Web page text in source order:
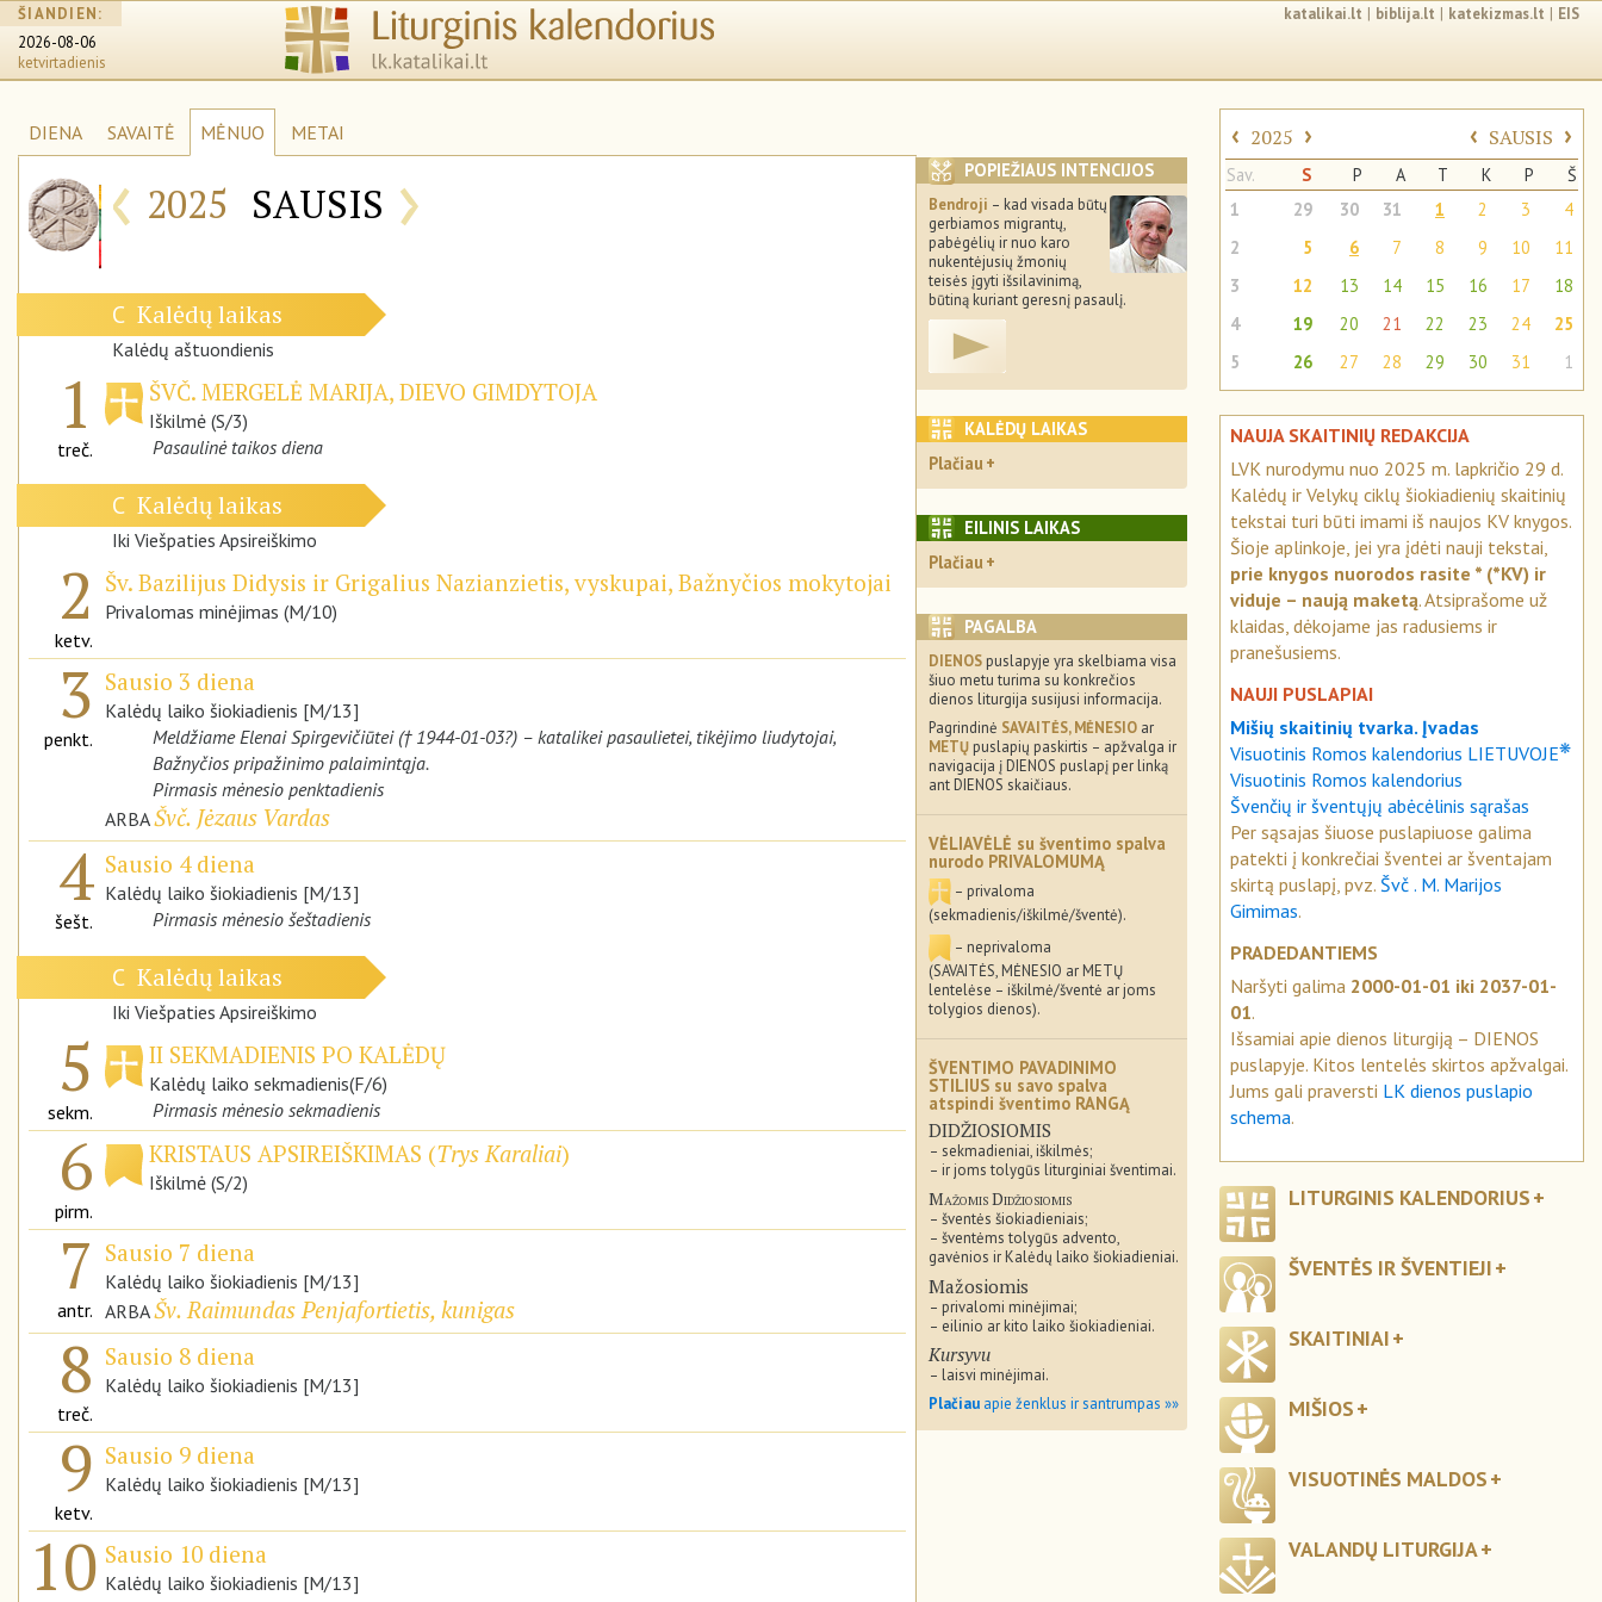
ŠIANDIEN:
2026-08-06
ketvirtadienis
katalikai.lt | biblija.lt | katekizmas.lt | EIS
DIENA SAVAITĖ MĖNUO METAI
‹ 2025 SAUSIS ›
C Kalėdų laikas
Kalėdų aštuondienis
1
treč.
ŠVČ. MERGELĖ MARIJA, DIEVO GIMDYTOJA
Iškilmė (S/3)
Pasaulinė taikos diena
C Kalėdų laikas
Iki Viešpaties Apsireiškimo
2
ketv.
Šv. Bazilijus Didysis ir Grigalius Nazianzietis, vyskupai, Bažnyčios mokytojai
Privalomas minėjimas (M/10)
3
penkt.
Sausio 3 diena
Kalėdų laiko šiokiadienis [M/13]
Meldžiame Elenai Spirgevičiūtei († 1944-01-03?) – katalikei pasaulietei, tikėjimo liudytojai,
Bažnyčios pripažinimo palaimintąja.
Pirmasis mėnesio penktadienis
ARBAŠvč. Jėzaus Vardas
4
šešt.
Sausio 4 diena
Kalėdų laiko šiokiadienis [M/13]
Pirmasis mėnesio šeštadienis
C Kalėdų laikas
Iki Viešpaties Apsireiškimo
5
sekm.
II SEKMADIENIS PO KALĖDŲ
Kalėdų laiko sekmadienis(F/6)
Pirmasis mėnesio sekmadienis
6
pirm.
KRISTAUS APSIREIŠKIMAS (Trys Karaliai)
Iškilmė (S/2)
7
antr.
Sausio 7 diena
Kalėdų laiko šiokiadienis [M/13]
ARBAŠv. Raimundas Penjafortietis, kunigas
8
treč.
Sausio 8 diena
Kalėdų laiko šiokiadienis [M/13]
9
ketv.
Sausio 9 diena
Kalėdų laiko šiokiadienis [M/13]
10 Sausio 10 diena
Kalėdų laiko šiokiadienis [M/13]
POPIEŽIAUS INTENCIJOS
Bendroji – kad visada būtų
gerbiamos migrantų,
pabėgėlių ir nuo karo
nukentėjusių žmonių
teisės įgyti išsilavinimą,
būtiną kuriant geresnį pasaulį.
KALĖDŲ LAIKAS
Plačiau
EILINIS LAIKAS
Plačiau
PAGALBA
DIENOS puslapyje yra skelbiama visa
šiuo metu turima su konkrečios
dienos liturgija susijusi informacija.
Pagrindinė SAVAITĖS, MĖNESIO ar
METŲ puslapių paskirtis – apžvalga ir
navigacija į DIENOS puslapį per linką
ant DIENOS skaičiaus.
VĖLIAVĖLĖ su šventimo spalva
nurodo PRIVALOMUMĄ
– privaloma
(sekmadienis/iškilmė/šventė).
– neprivaloma
(SAVAITĖS, MĖNESIO ar METŲ
lentelėse – iškilmė/šventė ar joms
tolygios dienos).
ŠVENTIMO PAVADINIMO
STILIUS su savo spalva
atspindi šventimo RANGĄ
DIDŽIOSIOMIS
– sekmadieniai, iškilmės;
– ir joms tolygūs liturginiai šventimai.
Mažomis Didžiosiomis
– šventės šiokiadieniais;
– šventėms tolygūs advento,
gavėnios ir Kalėdų laiko šiokiadieniai.
Mažosiomis
– privalomi minėjimai;
– eilinio ar kito laiko šiokiadieniai.
Kursyvu
– laisvi minėjimai.
Plačiau apie ženklus ir santrumpas »»
‹ 2025 › ‹ SAUSIS ›
Sav. S P A T K P
Š
1
29 30 31 1 2 3
4
2
5 6 7 8 9 10
11
3
12 13 14 15 16 17
18
4
19 20 21 22 23 24
25
5
26 27 28 29 30 31 1
NAUJA SKAITINIŲ REDAKCIJA
LVK nurodymu nuo 2025 m. lapkričio 29 d.
Kalėdų ir Velykų ciklų šiokiadienių skaitinių
tekstai turi būti imami iš naujos KV knygos.
Šioje aplinkoje, jei yra įdėti nauji tekstai,
prie knygos nuorodos rasite * (*KV) ir
viduje – naują maketą. Atsiprašome už
klaidas, dėkojame jas radusiems ir
pranešusiems.
NAUJI PUSLAPIAI
Mišių skaitinių tvarka. Įvadas
Visuotinis Romos kalendorius LIETUVOJE❋
Visuotinis Romos kalendorius
Švenčių ir šventųjų abėcėlinis sąrašas
Per sąsajas šiuose puslapiuose galima
patekti į konkrečiai šventei ar šventajam
skirtą puslapį, pvz. Švč . M. Marijos
Gimimas.
PRADEDANTIEMS
Naršyti galima 2000-01-01 iki 2037-01-
01.
Išsamiai apie dienos liturgiją – DIENOS
puslapyje. Kitos lentelės skirtos apžvalgai.
Jums gali praversti LK dienos puslapio
schema.
LITURGINIS KALENDORIUS
ŠVENTĖS IR ŠVENTIEJI
SKAITINIAI
MIŠIOS
VISUOTINĖS MALDOS
VALANDŲ LITURGIJA